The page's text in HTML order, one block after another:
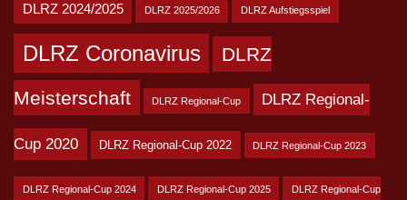
DLRZ 2024/2025 DLRZ 2025/2026 DLRZ Aufstiegsspiel
DLRZ Coronavirus DLRZ
Meisterschaft DLRZ Regional-Cup DLRZ Regional-
Cup 2020 DLRZ Regional-Cup 2022 DLRZ Regional-Cup 2023
DLRZ Regional-Cup 2024 DLRZ Regional-Cup 2025 DLRZ Regional-Cup